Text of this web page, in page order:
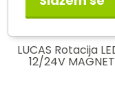
LUCAS Rotacija
12/24V